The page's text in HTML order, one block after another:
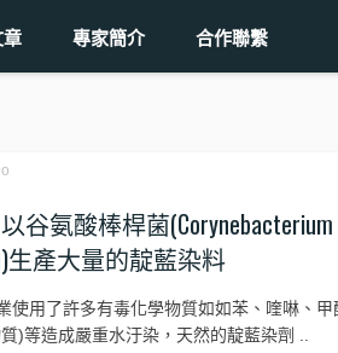
專家簡介 合作聯繫
谷氨酸棒桿菌(Corynebacterium
生產大量的靛藍染料
使用了許多有毒化學物質如如苯、喹啉、甲
)等造成嚴重水汙染，天然的靛藍染劑 ..